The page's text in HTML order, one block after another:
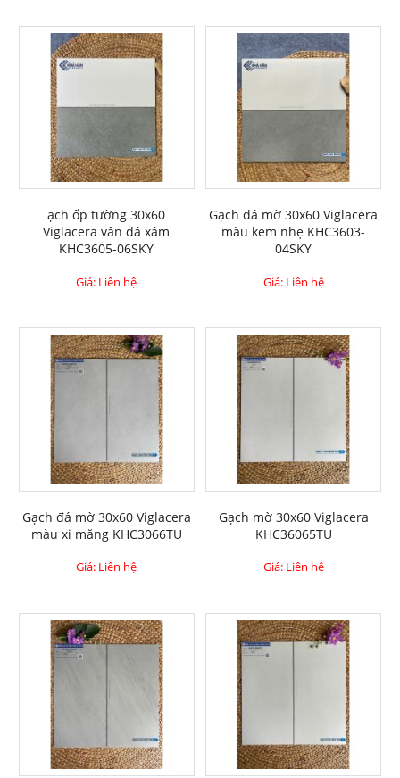
ạch ốp tường 30x60
Viglacera vân đá xám
KHC3605-06SKY
Giá: Liên hệ
Gạch đá mờ 30x60 Viglacera
màu kem nhẹ KHC3603-
04SKY
Giá: Liên hệ
Gạch đá mờ 30x60 Viglacera
màu xi măng KHC3066TU
Giá: Liên hệ
Gạch mờ 30x60 Viglacera
KHC36065TU
Giá: Liên hệ